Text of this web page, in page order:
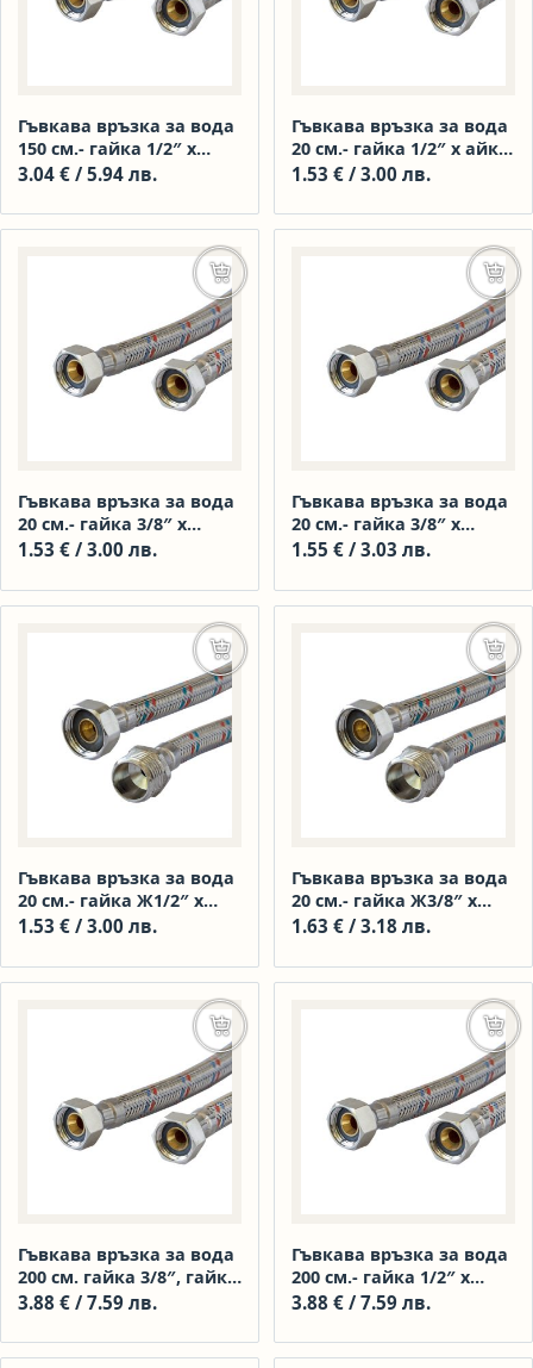
Гъвкава връзка за вода
150 см.- гайка 1/2″ х
гайка 1/2″
3.04 € / 5.94 лв.
Гъвкава връзка за вода
20 см.- гайка 1/2″ х айка
М1/2″
1.53 € / 3.00 лв.
Гъвкава връзка за вода
20 см.- гайка 3/8″ х
гайка 1/2″
1.53 € / 3.00 лв.
Добавяне в количката
Гъвкава връзка за вода
20 см.- гайка 3/8″ х
гайла 3/8″
1.55 € / 3.03 лв.
Гъвкава връзка за вода
20 см.- гайка Ж1/2″ х
нипел М1/2″
1.53 € / 3.00 лв.
Добавяне в количката
Гъвкава връзка за вода
20 см.- гайка Ж3/8″ х
нипел М1/2″
1.63 € / 3.18 лв.
Гъвкава връзка за вода
200 см. гайка 3/8″, гайка
3/8″
3.88 € / 7.59 лв.
Добавяне в количката
Гъвкава връзка за вода
200 см.- гайка 1/2″ х
гайка 1/2″
3.88 € / 7.59 лв.